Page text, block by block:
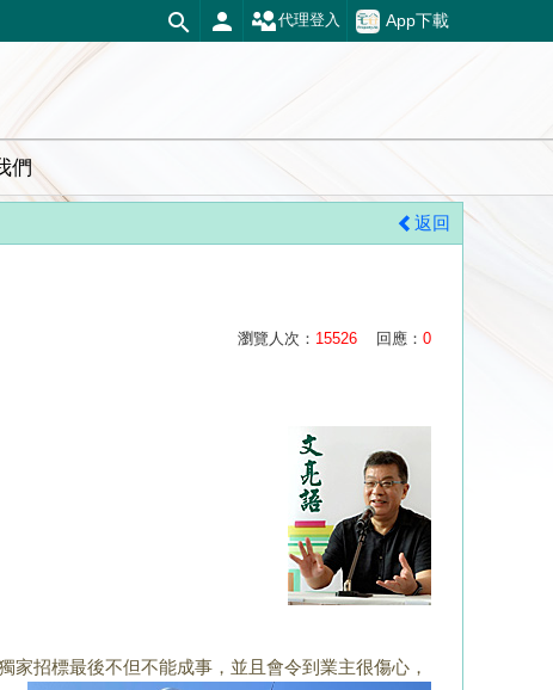
App下載
代理登入
們
0
家招標最後不但不能成事，